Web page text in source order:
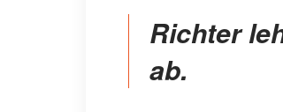
Richter lehnte jedoch ein Interview vor der Kamera
ab.